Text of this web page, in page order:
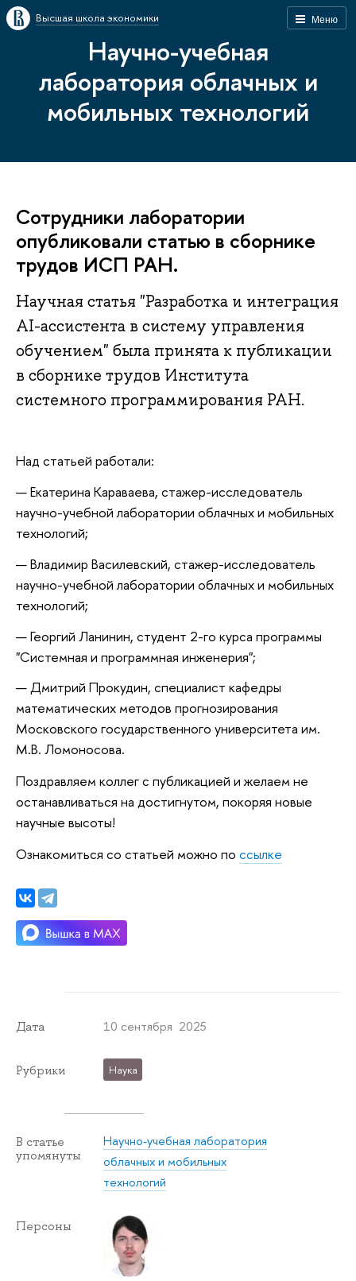
Меню
Высшая школа экономики
Научно-учебная
лаборатория облачных и
мобильных технологий
Сотрудники лаборатории
опубликовали статью в сборнике
трудов ИСП РАН.
Научная статья "Разработка и интеграция
AI-ассистента в систему управления
обучением" была принята к публикации
в сборнике трудов Института
системного программирования РАН.
Над статьей работали:
Екатерина Караваева, стажер-исследователь
научно-учебной лаборатории облачных и мобильных
технологий;
Владимир Василевский, стажер-исследователь
научно-учебной лаборатории облачных и мобильных
технологий;
Георгий Ланинин, студент 2-го курса программы
"Системная и программная инженерия";
Дмитрий Прокудин, специалист кафедры
математических методов прогнозирования
Московского государственного университета им.
М.В. Ломоносова.
Поздравляем коллег с публикацией ижелаем не
останавливаться на достигнутом, покоряя новые
научные высоты!
Ознакомиться со статьей можно по ссылке
Дата 10 сентября 2025
Рубрики Наука
В статье
упомянуты
Научно-учебная лаборатория
облачных и мобильных
технологий
Персоны